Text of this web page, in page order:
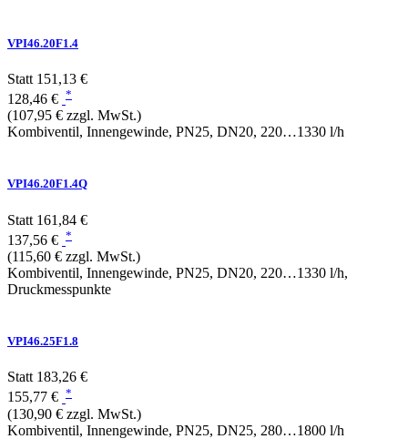
VPI46.20F1.4
Statt 151,13 €
128,46 € *
(107,95 € zzgl. MwSt.)
Kombiventil, Innengewinde, PN25, DN20, 220…1330 l/h
VPI46.20F1.4Q
Statt 161,84 €
137,56 € *
(115,60 € zzgl. MwSt.)
Kombiventil, Innengewinde, PN25, DN20, 220…1330 l/h,
Druckmesspunkte
VPI46.25F1.8
Statt 183,26 €
155,77 € *
(130,90 € zzgl. MwSt.)
Kombiventil, Innengewinde, PN25, DN25, 280…1800 l/h